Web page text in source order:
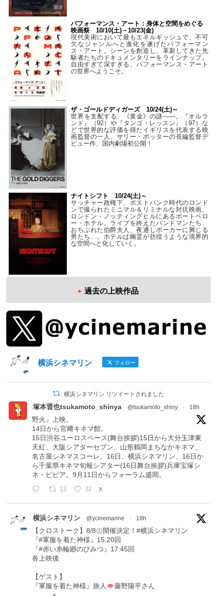
パフォーマンス・アート：身体と空間をめぐる
映画祭 10/10(土)－10/23(金)
現代美術において最もエネルギッシュで、不可
欠なジャンルへと進化を遂げたパフォーマン
ス・アート。シーンを創造し、革新してきた先
駆者たちのドキュメンタリーをラインナップ。
自由すぎて深すぎる、パフォーマンス・アート
の世界へようこそ。
ザ・ゴールドディガーズ 10/24(土)～
世界を支配する、《黄金》の謎――。『オルラ
ンド』（92）や『タンゴ・レッスン』（97）な
どで世界的な評価を得たイギリスを代表する映
画監督の一人、サリー・ポッターの長編監督デ
ビュー作、国内劇場初公開！
ナイトシフト 10/24(土)～
サッチャー政権下、ポストパンク時代のロンド
ンで撮られたミニマル＆リミナルな対抗映画。
ロンドン・ノッティングヒルにあるポートベロ
ー・ホテル。ライブを終えたバンドマンたち、
おちぶれた伯爵夫人、夜通しポーカーに興じる
男たち…。ホテルは幽霊が彷徨うような境界的
な空間へと化していく。
過去の上映作品
横浜シネマリン フォロー
横浜シネマリン リツイートされました
塚本晋也tsukamoto_shinya @tsukamoto_shiny · 18h
野火』上映。
14日から宮﨑キネマ館。
15日渋谷ユーロスペース(舞台挨拶)15日から大分玉津東
天紅、大阪シアターセブン、山形鶴岡まちなかキネマ、
名古屋シネマスコーレ。16日、横浜シネマリン、16日か
ら千葉県キネマ旬報シアター(16日舞台挨拶)兵庫宝塚シ
ネ・ピピア。9月11日からフォーラム盛岡。
13 32 X
横浜シネマリン @ycinemarine · 18h
【クロストーク】8/8㊏開催決定！#横浜シネマリン
『#軍服を着た神様』15:20回
『#赤い糸輪廻のひみつ』17:45回
各上映後
【ゲスト】
『軍服を着た神様』旅人
藤野陽平さん